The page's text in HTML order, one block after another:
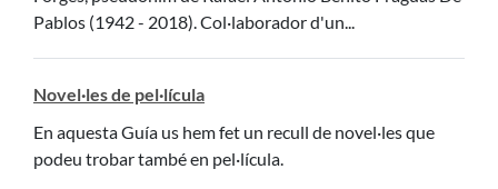
Pablos (1942 - 2018). Col·laborador d'un...
Novel·les de pel·lícula
En aquesta Guía us hem fet un recull de novel·les que
podeu trobar també en pel·lícula.